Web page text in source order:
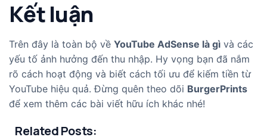
Kết luận
Trên đây là toàn bộ về YouTube AdSense là gì và các
yếu tố ảnh hưởng đến thu nhập. Hy vọng bạn đã nắm
rõ cách hoạt động và biết cách tối ưu để kiếm tiền từ
YouTube hiệu quả. Đừng quên theo dõi BurgerPrints
để xem thêm các bài viết hữu ích khác nhé!
Related Posts: